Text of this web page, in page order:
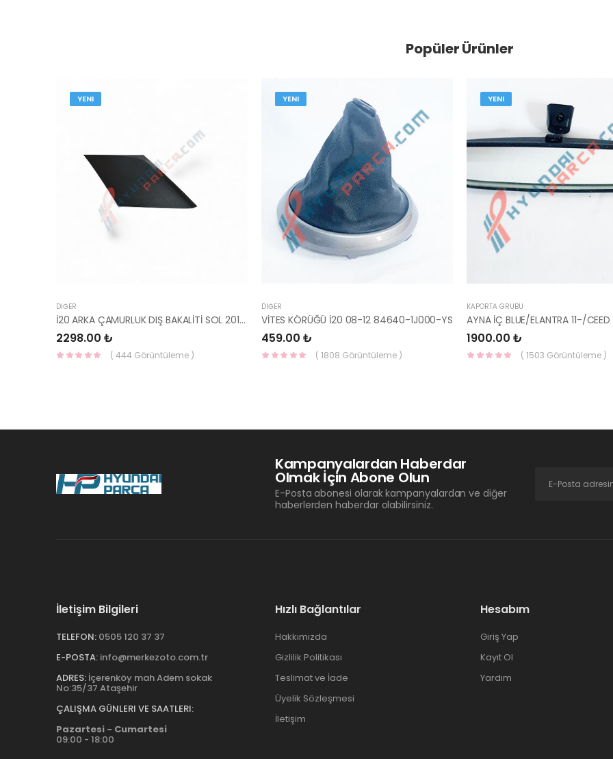
Popüler Ürünler
YENI
DIĞER
İ20 ARKA ÇAMURLUK DIŞ BAKALİTİ SOL 2015- ( PARLAK SİYAH ) 87360-C8000-YS
2298.00 ₺
( 444 Görüntüleme )
YENI
DIĞER
VİTES KÖRÜĞÜ İ20 08-12 84640-1J000-YS
459.00 ₺
( 1808 Görüntüleme )
YENI
KAPORTA GRUBU
1900.00 ₺
( 1503 Görüntüleme )
Kampanyalardan Haberdar
Olmak İçin Abone Olun
E-Posta abonesi olarak kampanyalardan ve diğer
haberlerden haberdar olabilirsiniz.
İletişim Bilgileri
TELEFON: 0505 120 37 37
E-POSTA: info@merkezoto.com.tr
ADRES: İçerenköy mah Adem sokak
No:35/37 Ataşehir
ÇALIŞMA GÜNLERI VE SAATLERI:
Pazartesi - Cumartesi
09:00 - 18:00
Hızlı Bağlantılar
Hakkımızda
Gizlilik Politikası
Teslimat ve İade
Üyelik Sözleşmesi
İletişim
Hesabım
Giriş Yap
Kayıt Ol
Yardım